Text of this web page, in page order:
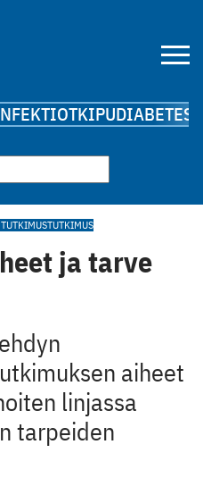
KIPUDIABETES
TUTKIMUS
ja tarve
aiheet
linjassa
tarpeiden